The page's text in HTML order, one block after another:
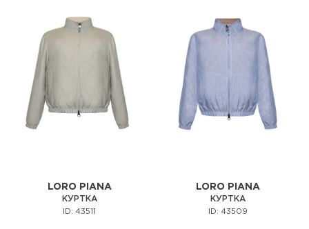
LORO PIANA
КУРТКА
ID: 43511
LORO PIANA
КУРТКА
ID: 43509